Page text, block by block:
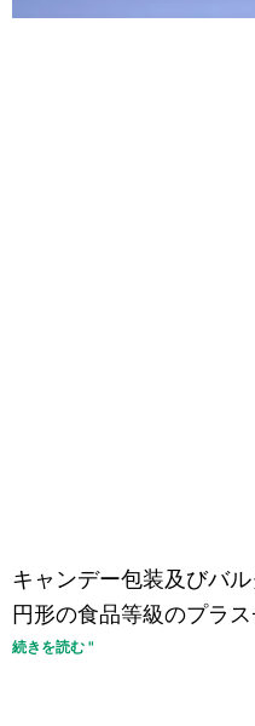
キャンデー包装及びバ
円形の食品等級のプラ
続きを読む "